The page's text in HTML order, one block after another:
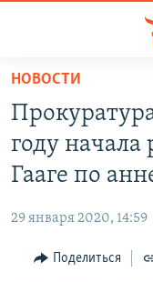
Вернуться
основному
содержанию
Вернутся
главной
навигации
Вернутся
СПЕЦПРОЕКТЫ
11 ЛЕТ ОККУПАЦИИ
ВОДА
ЕЩЕ
ИНТЕРАКТИВ
РАДІО СВОБОДА
НОВОСТИ
году начала
Гааге по
29 января 2020, 14:59
Поделиться